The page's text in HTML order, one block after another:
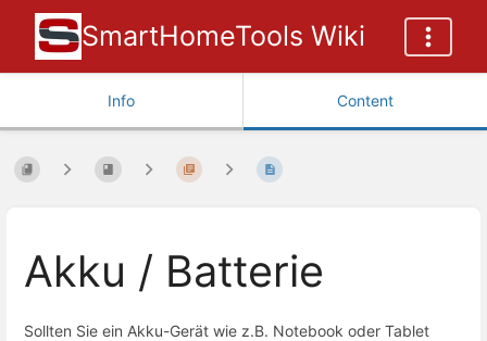
SmartHomeTools Wiki
Info Content
Akku / Batterie
Sollten Sie ein Akku-Gerät wie z.B. Notebook oder Tablet